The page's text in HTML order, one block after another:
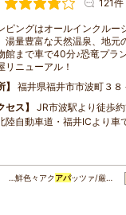
121件
ピングはオールインクルー
湯量豊富な天然温泉、地元
館まで車で40分♪恐竜プラ
リニューアル！
福井県福井市市波町３８
セス
JR市波駅より徒歩
陸自動車道・福井ICより車
…鮮色々アクアパッツァ/厳…